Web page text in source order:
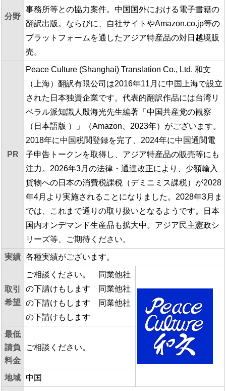
分野
事務所等との協力案件。中国国外における電子書籍の
翻訳出版。ならびに、自社サイトやAmazon.co.jp等の
プラットフォームを通したアジア特産品の対日越境販
売。
PR
Peace Culture (Shanghai) Translation Co., Ltd. 和文
（上海）翻訳有限公司は2016年11月に中国上海で設立
された日本独資企業です。代表的翻訳作品には台湾リ
ベラル派知識人殷海光先生編著「中国共産党の観察
（日本語版 ）」（Amazon、2023年）がございます。
2018年に中国税関登録を完了、2024年に中国通関電
子申告トークンを取得し、アジア特産品の販売等にも
注力。2026年3月の法律・通達改正により、少額輸入
貨物への日本の消費税課税（デミニミス課税）が2028
年4月より実施されることになりました。2028年3月ま
では、これまで通りの取り扱いとなるようです。日本
国内オンデマンド生産品も拡大中。アジア民主憲政シ
リーズ等、ご期待ください。
実績 各種実績がございます。
取引
希望
ご相談ください。 同業他社
の下請けもします 同業他社
の下請けもします 同業他社
の下請けもします
最低
請負
料金
ご相談ください。
地域 中国